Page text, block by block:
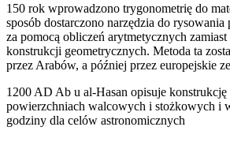
150 rok wprowadzono trygonometrię do
sposób dostarczono narzędzia do
za pomocą obliczeń arytmetycznych
konstrukcji geometrycznych. Metoda ta
przez Arabów, a później przez europejskie
1200 AD Ab u al-Hasan opisuje konstrukcję
powierzchniach walcowych i stożkowych i
godziny dla celów astronomicznych